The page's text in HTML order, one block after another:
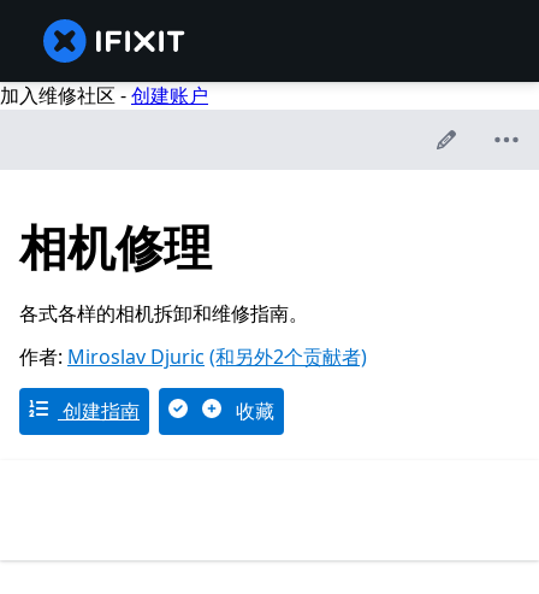
加入维修社区 -创建账户
相机修理
各式各样的相机拆卸和维修指南。
作者: Miroslav Djuric (和另外2个贡献者)
创建指南 收藏